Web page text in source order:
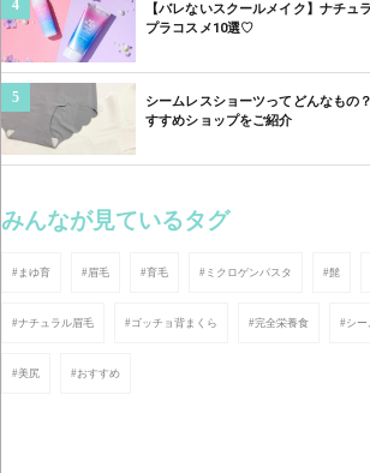
4
【バレないスクールメイク】ナチュ
プラコスメ10選♡
5
シームレスショーツってどんなもの
すすめショップをご紹介
みんなが見ているタグ
#まゆ育 #眉毛 #育毛 #ミクロゲンパスタ #髭
#ナチュラル眉毛 #ゴッチョ背まくら #完全栄養食 #シー
#美尻 #おすすめ